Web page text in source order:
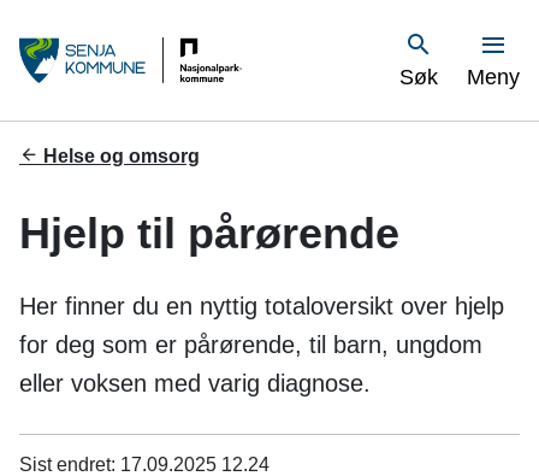
S
e
a
k
o
m
m
Søk Vis
Meny
Du
her:
Helse og omsorg
Hjelp til pårørende
Her finner du en nyttig totaloversikt over hjelp
for deg som er pårørende, til barn, ungdom
eller voksen med varig diagnose.
Sist endret 17.09.2025 12.24